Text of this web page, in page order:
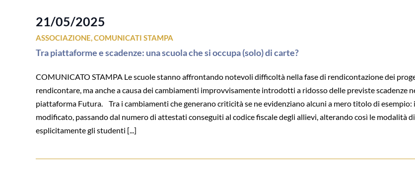
21/05/2025
ASSOCIAZIONE,COMUNICATI STAMPA
Tra piattaforme e scadenze: una scuola che si occupa (solo) di carte?
COMUNICATO STAMPA Le scuole stanno affrontando notevoli difficoltà nella fase di rendicontazione dei
rendicontare, ma anche a causa dei cambiamenti improvvisamente introdotti a ridosso delle previste scadenze
piattaforma Futura. Tra i cambiamenti che generano criticità se ne evidenziano alcuni a mero titolo di
modificato, passando dal numero di attestati conseguiti al codice fiscale degli allievi, alterando così le modalità
esplicitamente gli studenti [...]